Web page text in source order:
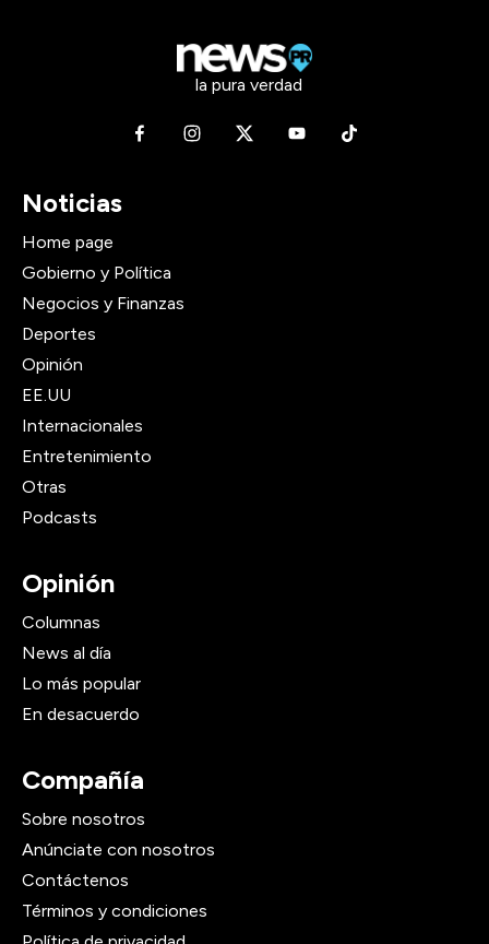
la pura verdad
Noticias
Home page
Gobierno y Política
Negocios y Finanzas
Deportes
Opinión
EE.UU
Internacionales
Entretenimiento
Otras
Podcasts
Opinión
Columnas
News al día
Lo más popular
En desacuerdo
Compañía
Sobre nosotros
Anúnciate con nosotros
Contáctenos
Términos y condiciones